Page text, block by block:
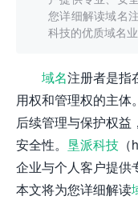
您详细解读域名
科技的优质域名业
域名注册者是指
用权和管理权的主体
后续管理与保护权
安全性。 垦派科技
企业与个人客户提供
本文将为您详细解读